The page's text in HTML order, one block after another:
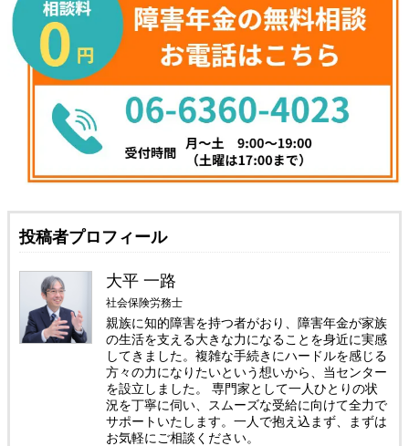
投稿者プロフィール
大平 一路
社会保険労務士
親族に知的障害を持つ者がおり、障害年金が家族
の生活を支える大きな力になることを身近に実感
してきました。複雑な手続きにハードルを感じる
方々の力になりたいという想いから、当センター
を設立しました。 専門家として一人ひとりの状
況を丁寧に伺い、スムーズな受給に向けて全力で
サポートいたします。一人で抱え込まず、まずは
お気軽にご相談ください。